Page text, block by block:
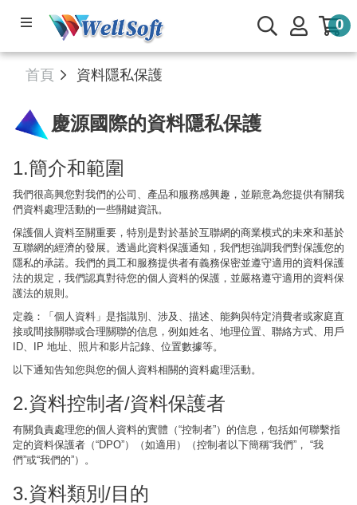
0
產品系列
軟體下載
線上管理系統
服務與支援
🌟部落專欄
首頁 資料隱私保護
慶源國際的資料隱私保護
1.簡介和範圍
我們很高興您對我們的公司、產品和服務感興趣，並願意為您提供有關我
們資料處理活動的一些關鍵資訊。
保護個人資料至關重要，特別是對於基於互聯網的商業模式的未來和基於
互聯網的經濟的發展。透過此資料保護通知，我們想強調我們對保護您的
隱私的承諾。我們的員工和服務提供者有義務保密並遵守適用的資料保護
法的規定，我們認真對待您的個人資料的保護，並嚴格遵守適用的資料保
護法的規則。
定義：「個人資料」是指識別、涉及、描述、能夠與特定消費者或家庭直
接或間接關聯或合理關聯的信息，例如姓名、地理位置、聯絡方式、用戶
ID、IP 地址、照片和影片記錄、位置數據等。
以下通知告知您與您的個人資料相關的資料處理活動。
2.資料控制者/資料保護者
有關負責處理您的個人資料的實體（“控制者”）的信息，包括如何聯繫指
定的資料保護者（“DPO”）（如適用）（控制者以下簡稱“我們”， “我
們”或“我們的”）。
3.資料類別/目的